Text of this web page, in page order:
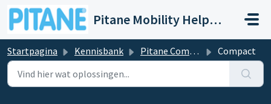
Doorgaan naar hoofdinhoud
Pitane Mobility Help- en Servicedesk
Startpagina Kennisbank Pitane Compact / Compact+ Compact